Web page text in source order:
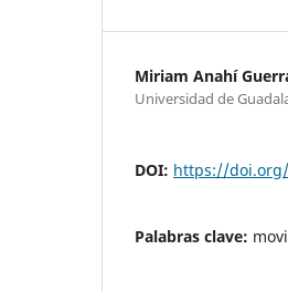
Miriam Anahí
Universidad de
DOI: https://doi.org/
Palabras clave: